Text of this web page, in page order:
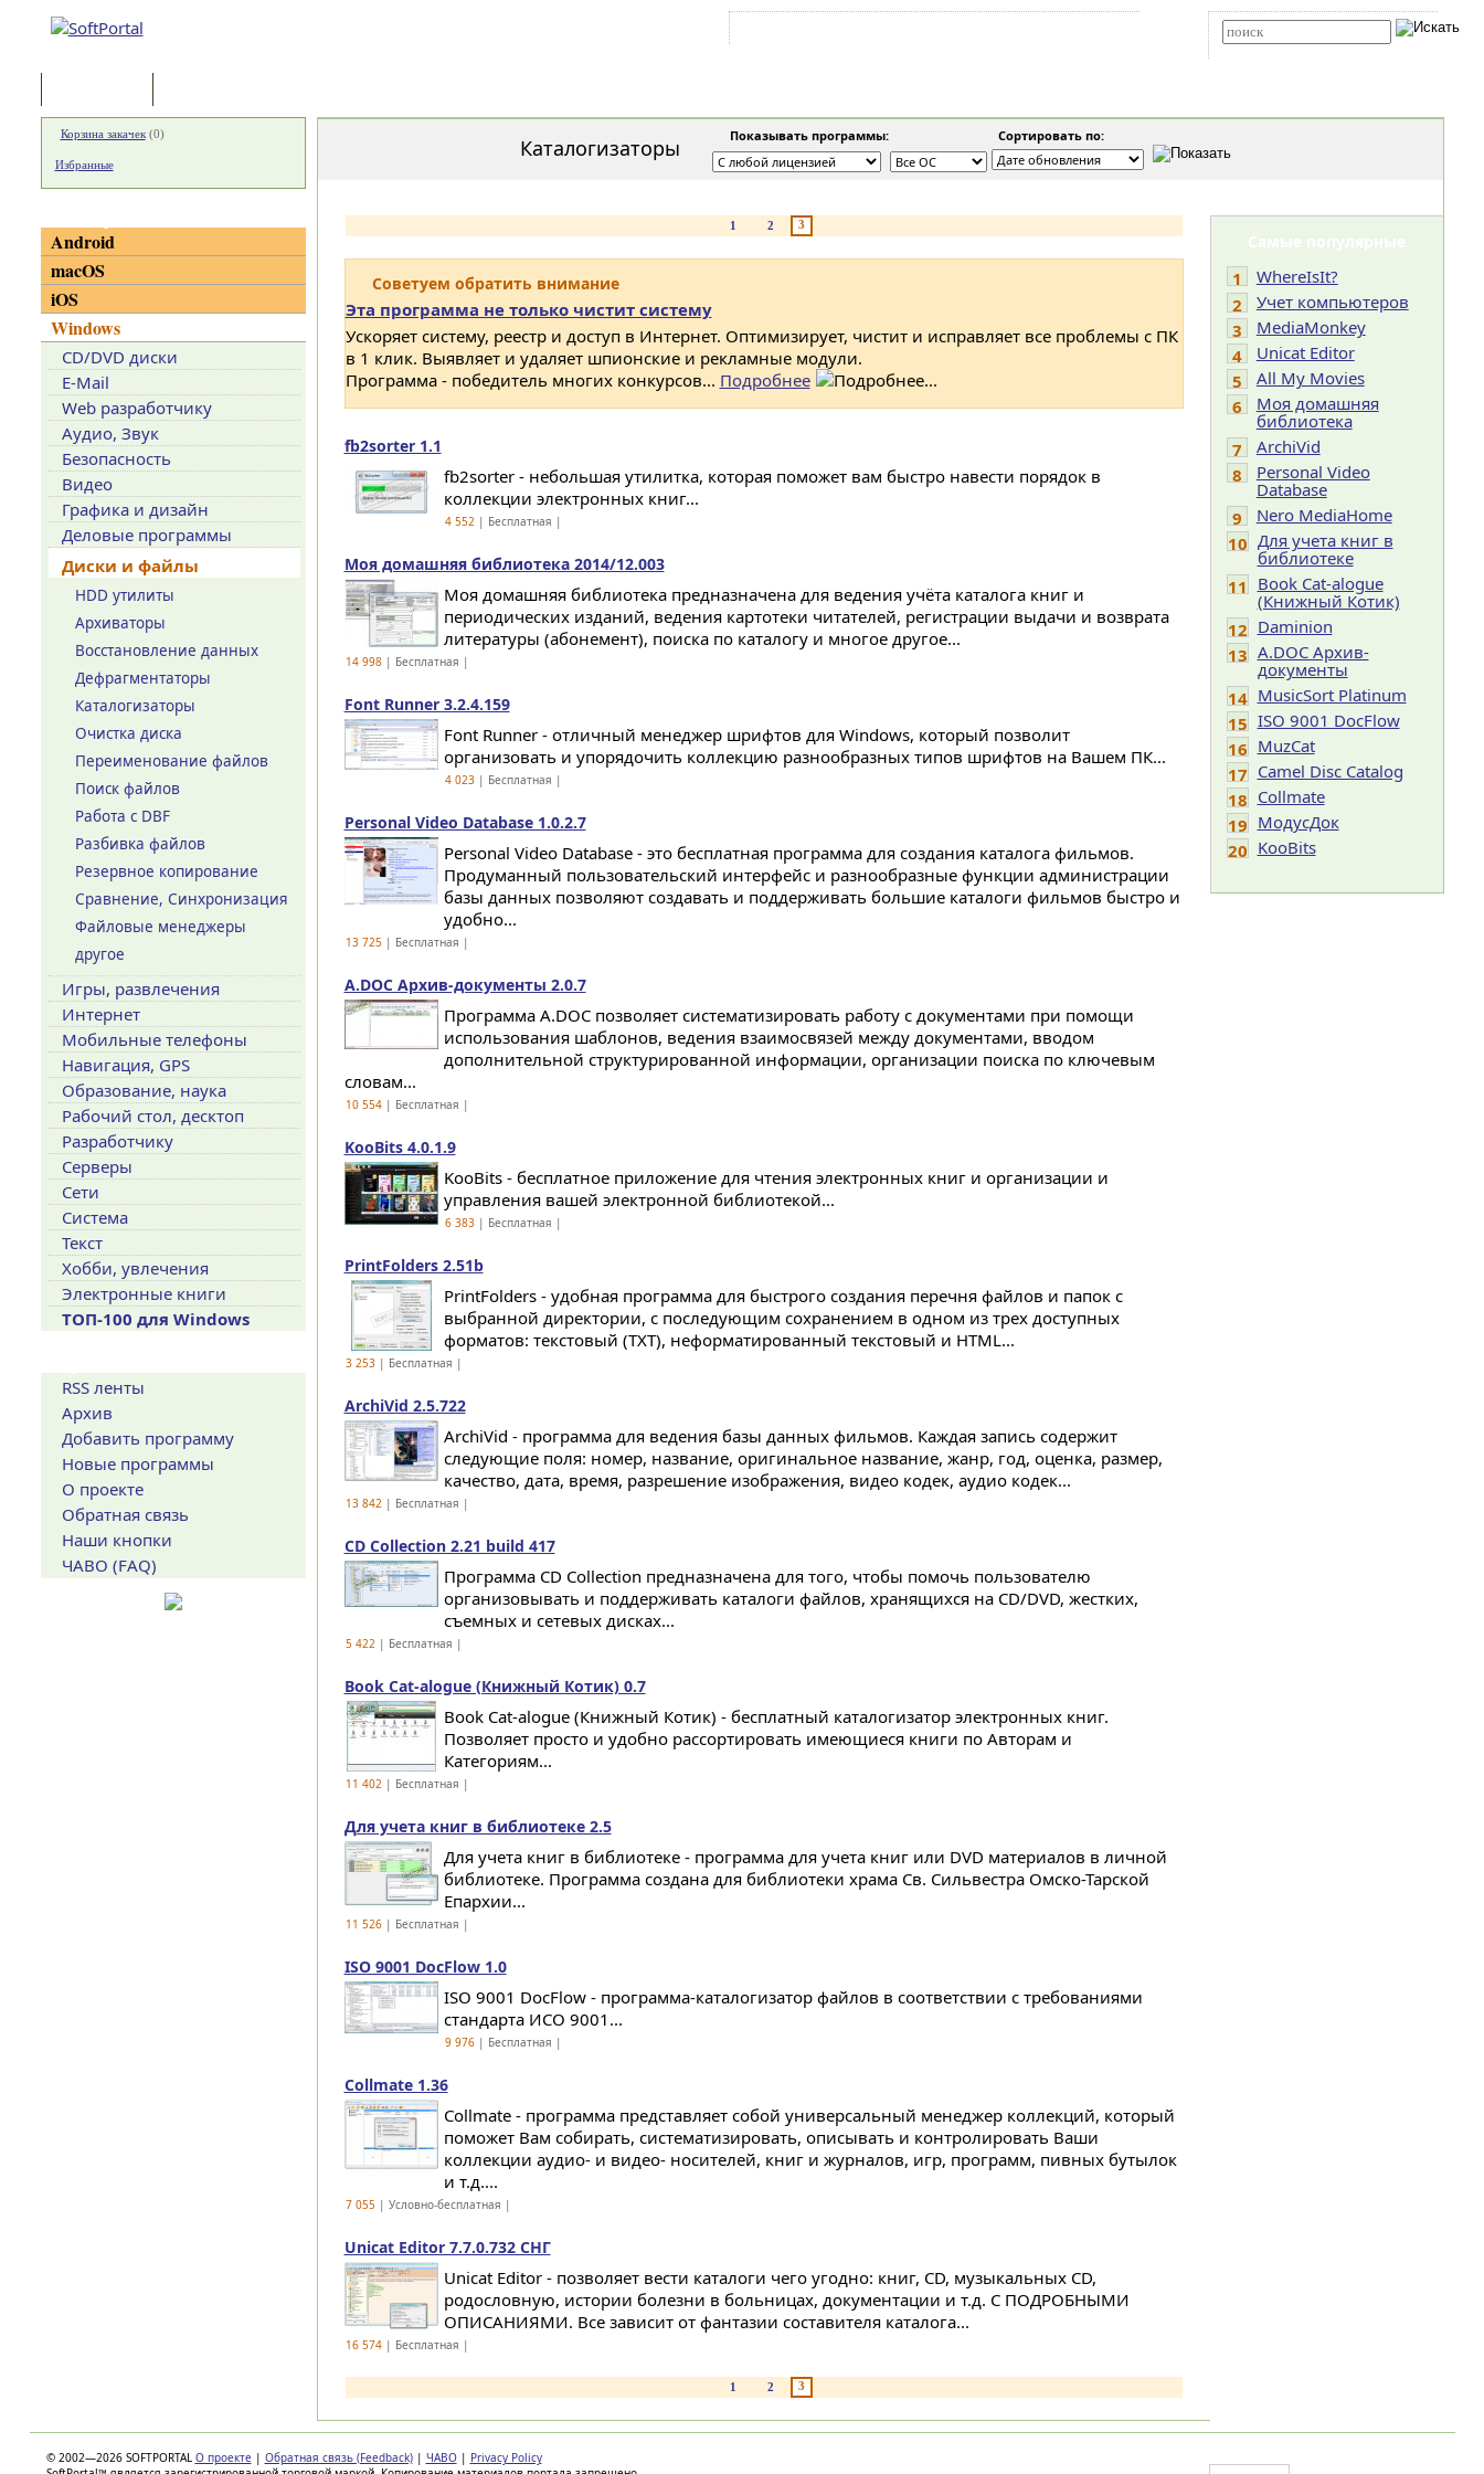
Каталогизаторы Показывать программы: Сортировать по:
1 2 3
Советуем обратить внимание
Эта программа не только чистит систему
Ускоряет систему, реестр и доступ в Интернет. Оптимизирует, чистит и исправляет все проблемы с ПК
в 1 клик. Выявляет и удаляет шпионские и рекламные модули.
Программа - победитель многих конкурсов... Подробнее
fb2sorter 1.1
fb2sorter - небольшая утилитка, которая поможет вам быстро навести порядок в
коллекции электронных книг...
4 552| Бесплатная |
Моя домашняя библиотека 2014/12.003
Моя домашняя библиотека предназначена для ведения учёта каталога книг и
периодических изданий, ведения картотеки читателей, регистрации выдачи и возврата
литературы (абонемент), поиска по каталогу и многое другое...
14 998| Бесплатная |
Font Runner 3.2.4.159
Font Runner - отличный менеджер шрифтов для Windows, который позволит
организовать и упорядочить коллекцию разнообразных типов шрифтов на Вашем ПК...
4 023| Бесплатная |
Personal Video Database 1.0.2.7
Personal Video Database - это бесплатная программа для создания каталога фильмов.
Продуманный пользовательский интерфейс и разнообразные функции администрации
базы данных позволяют создавать и поддерживать большие каталоги фильмов быстро и
удобно...
13 725| Бесплатная |
A.DOC Архив-документы 2.0.7
Программа A.DOC позволяет систематизировать работу с документами при помощи
использования шаблонов, ведения взаимосвязей между документами, вводом
дополнительной структурированной информации, организации поиска по ключевым
словам...
10 554| Бесплатная |
KooBits 4.0.1.9
KooBits - бесплатное приложение для чтения электронных книг и организации и
управления вашей электронной библиотекой...
6 383| Бесплатная |
PrintFolders 2.51b
PrintFolders - удобная программа для быстрого создания перечня файлов и папок с
выбранной директории, с последующим сохранением в одном из трех доступных
форматов: текстовый (TXT), неформатированный текстовый и HTML...
3 253| Бесплатная |
ArchiVid 2.5.722
ArchiVid - программа для ведения базы данных фильмов. Каждая запись содержит
следующие поля: номер, название, оригинальное название, жанр, год, оценка, размер,
качество, дата, время, разрешение изображения, видео кодек, аудио кодек...
13 842| Бесплатная |
CD Collection 2.21 build 417
Программа CD Collection предназначена для того, чтобы помочь пользователю
организовывать и поддерживать каталоги файлов, хранящихся на CD/DVD, жестких,
съемных и сетевых дисках...
5 422| Бесплатная |
Book Cat-alogue (Книжный Котик) 0.7
Book Cat-alogue (Книжный Котик) - бесплатный каталогизатор электронных книг.
Позволяет просто и удобно рассортировать имеющиеся книги по Авторам и
Категориям...
11 402| Бесплатная |
Для учета книг в библиотеке 2.5
Для учета книг в библиотеке - программа для учета книг или DVD материалов в личной
библиотеке. Программа создана для библиотеки храма Св. Сильвестра Омско-Тарской
Епархии...
11 526| Бесплатная |
ISO 9001 DocFlow 1.0
ISO 9001 DocFlow - программа-каталогизатор файлов в соответствии с требованиями
стандарта ИСО 9001...
9 976| Бесплатная |
Collmate 1.36
Collmate - программа представляет собой универсальный менеджер коллекций, который
поможет Вам собирать, систематизировать, описывать и контролировать Ваши
коллекции аудио- и видео- носителей, книг и журналов, игр, программ, пивных бутылок
и т.д....
7 055| Условно-бесплатная |
Unicat Editor 7.7.0.732 СНГ
Unicat Editor - позволяет вести каталоги чего угодно: книг, CD, музыкальных CD,
родословную, истории болезни в больницах, документации и т.д. С ПОДРОБНЫМИ
ОПИСАНИЯМИ. Все зависит от фантазии составителя каталога...
16 574| Бесплатная |
1 2 3
Самые популярные
1
WhereIsIt?
2
Учет компьютеров
3
MediaMonkey
4
Unicat Editor
5
All My Movies
6
Моя домашняя
библиотека
7
ArchiVid
8
Personal Video
Database
9
Nero MediaHome
10 Для учета книг в
библиотеке
11 Book Cat-alogue
(Книжный Котик)
12 Daminion
13 A.DOC Архив-
документы
14 MusicSort Platinum
15 ISO 9001 DocFlow
16 MuzCat
17 Camel Disc Catalog
18 Collmate
19 МодусДок
20 KooBits
Корзина закачек(0)
Избранные
Android
macOS
iOS
Windows
CD/DVD диски
E-Mail
Web разработчику
Аудио, Звук
Безопасность
Видео
Графика и дизайн
Деловые программы
Диски и файлы
HDD утилиты
Архиваторы
Восстановление данных
Дефрагментаторы
Каталогизаторы
Очистка диска
Переименование файлов
Поиск файлов
Работа с DBF
Разбивка файлов
Резервное копирование
Сравнение, Синхронизация
Файловые менеджеры
другое
Игры, развлечения
Интернет
Мобильные телефоны
Навигация, GPS
Образование, наука
Рабочий стол, десктоп
Разработчику
Серверы
Сети
Система
Текст
Хобби, увлечения
Электронные книги
ТОП-100 для Windows
RSS ленты
Архив
Добавить программу
Новые программы
О проекте
Обратная связь
Наши кнопки
ЧАВО (FAQ)
© 2002—2026 SOFTPORTAL О проекте | Обратная связь (Feedback) | ЧАВО | Privacy Policy